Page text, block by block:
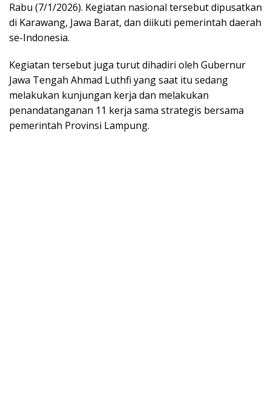
Rabu (7/1/2026). Kegiatan nasional tersebut dipusatkan
di Karawang, Jawa Barat, dan diikuti pemerintah daerah
se-Indonesia.
Kegiatan tersebut juga turut dihadiri oleh Gubernur
Jawa Tengah Ahmad Luthfi yang saat itu sedang
melakukan kunjungan kerja dan melakukan
penandatanganan 11 kerja sama strategis bersama
pemerintah Provinsi Lampung.